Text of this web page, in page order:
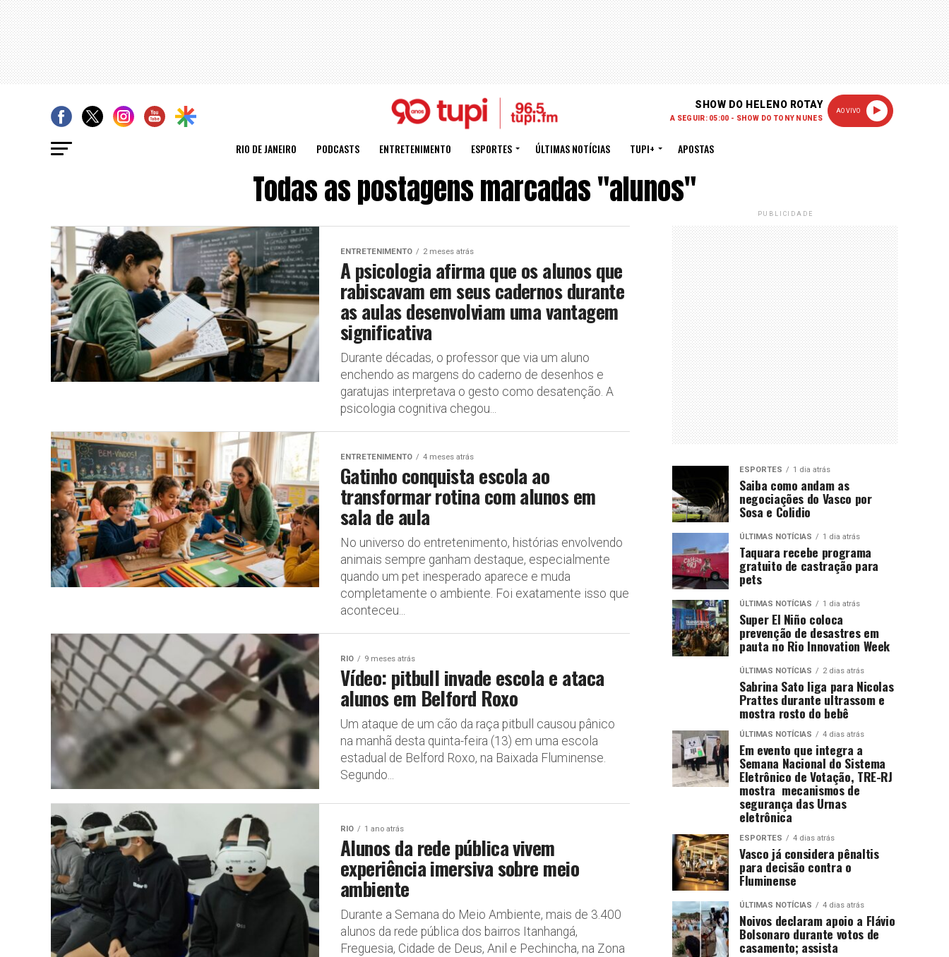
SHOW DO HELENO ROTAY
A SEGUIR: 05:00 - SHOW DO TONY NUNES
AO VIVO
RIO DE JANEIRO PODCASTS ENTRETENIMENTO ESPORTES ÚLTIMAS NOTÍCIAS TUPI+ APOSTAS
Todas as postagens marcadas "alunos"
ENTRETENIMENTO 2 meses atrás
A psicologia afirma que os alunos que
rabiscavam em seus cadernos durante
as aulas desenvolviam uma vantagem
significativa
Durante décadas, o professor que via um aluno
enchendo as margens do caderno de desenhos e
garatujas interpretava o gesto como desatenção. A
psicologia cognitiva chegou...
ENTRETENIMENTO 4 meses atrás
Gatinho conquista escola ao
transformar rotina com alunos em
sala de aula
No universo do entretenimento, histórias envolvendo
animais sempre ganham destaque, especialmente
quando um pet inesperado aparece e muda
completamente o ambiente. Foi exatamente isso que
aconteceu...
RIO 9 meses atrás
Vídeo: pitbull invade escola e ataca
alunos em Belford Roxo
Um ataque de um cão da raça pitbull causou pânico
na manhã desta quinta-feira (13) em uma escola
estadual de Belford Roxo, na Baixada Fluminense.
Segundo...
RIO 1 ano atrás
Alunos da rede pública vivem
experiência imersiva sobre meio
ambiente
Durante a Semana do Meio Ambiente, mais de 3.400
alunos da rede pública dos bairros Itanhangá,
Freguesia, Cidade de Deus, Anil e Pechincha, na Zona
PUBLICIDADE
ESPORTES 1 dia atrás
Saiba como andam as
negociações do Vasco por
Sosa e Colidio
ÚLTIMAS NOTÍCIAS 1 dia atrás
Taquara recebe programa
gratuito de castração para
pets
ÚLTIMAS NOTÍCIAS 1 dia atrás
Super El Niño coloca
prevenção de desastres em
pauta no Rio Innovation Week
ÚLTIMAS NOTÍCIAS 2 dias atrás
Sabrina Sato liga para Nicolas
Prattes durante ultrassom e
mostra rosto do bebê
ÚLTIMAS NOTÍCIAS 4 dias atrás
Em evento que integra a
Semana Nacional do Sistema
Eletrônico de Votação, TRE-RJ
mostra mecanismos de
segurança das Urnas
eletrônica
ESPORTES 4 dias atrás
Vasco já considera pênaltis
para decisão contra o
Fluminense
ÚLTIMAS NOTÍCIAS 4 dias atrás
Noivos declaram apoio a Flávio
Bolsonaro durante votos de
casamento; assista